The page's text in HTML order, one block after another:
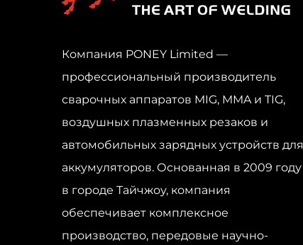
Компания PONEY Limited —
профессиональный производитель
сварочных аппаратов MIG, MMA и TIG,
воздушных плазменных резаков и
автомобильных зарядных устройств для
аккумуляторов. Основанная в 2009 году
в городе Тайчжоу, компания
обеспечивает комплексное
производство, передовые научно-